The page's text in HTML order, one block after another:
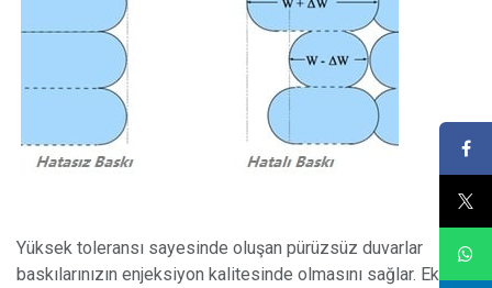
Yüksek toleransı sayesinde oluşan pürüzsüz duvarlar
baskılarınızın enjeksiyon kalitesinde olmasını sağlar. Ek